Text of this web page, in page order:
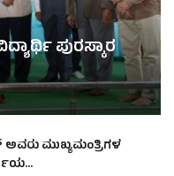
ಪುರಸ್ಕಾರ
ಮುಖ್ಯಮಂತ್ರಿಗಳ